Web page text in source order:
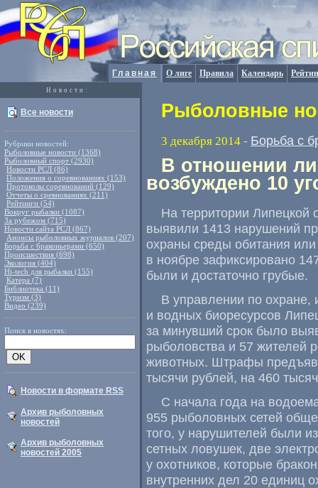
Главная О лиге Правила Календарь
Новости:
Все новости
Рубрики новостей:
Рыболовные новости (1368)
Рыболовный спорт (2930)
Новости РСЛ (86)
Положения о соревнованиях (153)
Протоколы соревнований (129)
Отчеты о сревнованиях (211)
Рейтинги (54)
Вокруг рыбалки (1087)
За рубежом (715)
Новости сайта РСЛ (867)
Анонсы рыболовных журналов (207)
Борьба с браконьерами (650)
Происшествия (698)
Экология (404)
Hi-tech для рыбалки (155)
Катера (7)
Библиотека (11)
Туризм (3)
Видео (239)
Поиск в новостях:
Новости в формате RSS
Архив рыболовных
новостей
Архив рыболовных
новостей 2005
Рыболовные
3 декабря 2014 - Борьба с
В отношении
возбуждено 10
На территории Липецкой
выявили 1413 нарушений
охраны среды обитания
в ноябре зафиксировано
были и достаточно грубые.
В управлении по охране,
и водных биоресурсов
за минувший срок было
рыболовства и 57 жителей
животных. Штрафы
тысячи рублей, на 460
С начала года на
955 рыболовных сетей
того, у нарушителей были
сетных ловушек, две
у охотников, которые
внутренних дел 20 единиц